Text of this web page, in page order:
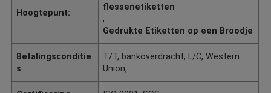
Hoogtepunt:
flessenetiketten
,
Gedrukte Etiketten op een Broodje
Betalingsconditie
s
T/T, bankoverdracht, L/C, Western
Union,